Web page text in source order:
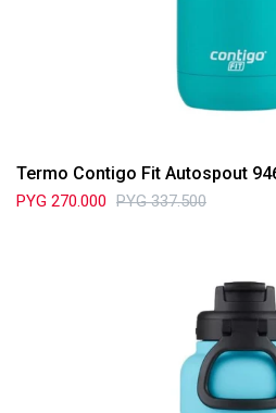
Termo Contigo Fit Autospout
PYG 270.000 PYG 337.500